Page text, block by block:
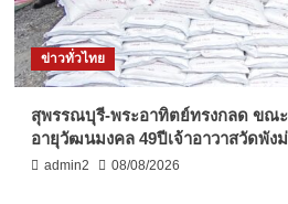
ข่าวทั่วไทย
สุพรรณบุรี-พระอาทิตย์ทรงกลด ขณะ
อายุวัฒนมงคล 49ปีเจ้าอาวาสวัดพัง
admin2 08/08/2026